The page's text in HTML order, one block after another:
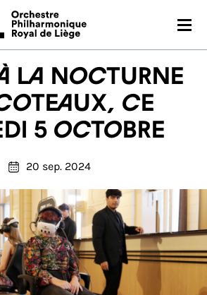
NOUS SOUTENIR
à La Nocturne
ce
5 octobre
20 sep. 2024